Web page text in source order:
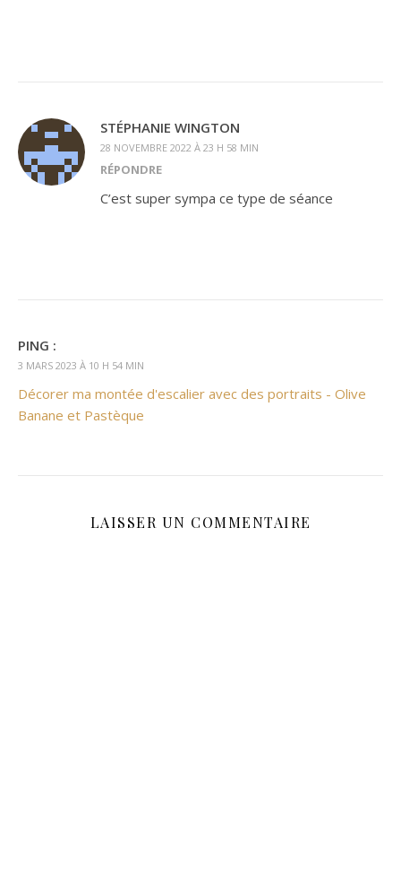
STÉPHANIE WINGTON
28 NOVEMBRE 2022 À 23 H 58 MIN
RÉPONDRE
C’est super sympa ce type de séance
PING :
3 MARS 2023 À 10 H 54 MIN
Décorer ma montée d'escalier avec des portraits - Olive
Banane et Pastèque
LAISSER UN COMMENTAIRE